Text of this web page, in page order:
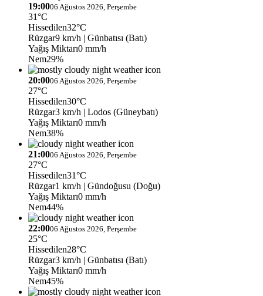
19:0006 Ağustos 2026, Perşembe
31°C
Hissedilen32°C
Rüzgar9 km/h | Günbatısı (Batı)
Yağış Miktarı0 mm/h
Nem29%
20:0006 Ağustos 2026, Perşembe
27°C
Hissedilen30°C
Rüzgar3 km/h | Lodos (Güneybatı)
Yağış Miktarı0 mm/h
Nem38%
21:0006 Ağustos 2026, Perşembe
27°C
Hissedilen31°C
Rüzgar1 km/h | Gündoğusu (Doğu)
Yağış Miktarı0 mm/h
Nem44%
22:0006 Ağustos 2026, Perşembe
25°C
Hissedilen28°C
Rüzgar3 km/h | Günbatısı (Batı)
Yağış Miktarı0 mm/h
Nem45%